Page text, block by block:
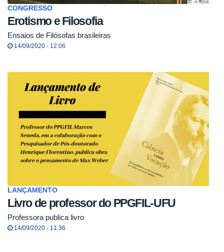
CONGRESSO
Erotismo e Filosofia
Ensaios de Filósofas brasileiras
14/09/2020 - 12:06
LANÇAMENTO
Livro de professor do PPGFIL-UFU
Professora publica livro
14/09/2020 - 11:36